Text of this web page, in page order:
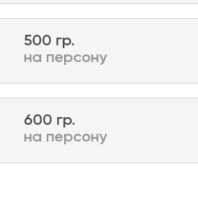
500 гр.
на персону
600 гр.
на персону